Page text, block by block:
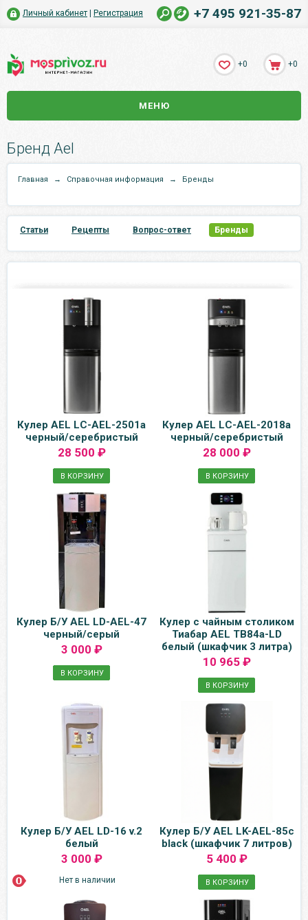
Личный кабинет Регистрация +7 495 921-35-87
+0 +0
МЕНЮ
Бренд Ael
Главная → Справочная информация → Бренды
Статьи Рецепты Вопрос-ответ Бренды
Кулер AEL LC-AEL-2501a
черный/серебристый
28 500 ₽
В КОРЗИНУ
Кулер AEL LC-AEL-2018a
черный/серебристый
28 000 ₽
В КОРЗИНУ
Кулер Б/У AEL LD-AEL-47
черный/серый
3 000 ₽
В КОРЗИНУ
Кулер с чайным столиком
Тиабар AEL TB84a-LD
белый (шкафчик 3 литра)
10 965 ₽
В КОРЗИНУ
Кулер Б/У AEL LD-16 v.2
белый
3 000 ₽
Нет в наличии
Кулер Б/У AEL LK-AEL-85c
black (шкафчик 7 литров)
5 400 ₽
В КОРЗИНУ